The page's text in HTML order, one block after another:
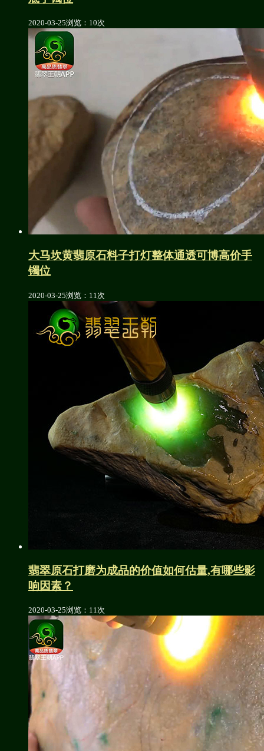
2020-03-25浏览：10次
大马坎黄翡原石料子打灯整体通透可博高价手
镯位
2020-03-25浏览：11次
翡翠原石打磨为成品的价值如何估量,有哪些影
响因素？
2020-03-25浏览：11次